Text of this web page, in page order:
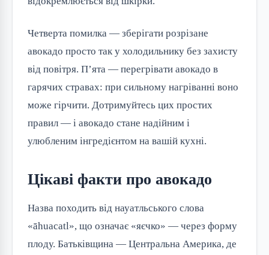
Четверта помилка — зберігати розрізане
авокадо просто так у холодильнику без захисту
від повітря. П’ята — перегрівати авокадо в
гарячих стравах: при сильному нагріванні воно
може гірчити. Дотримуйтесь цих простих
правил — і авокадо стане надійним і
улюбленим інгредієнтом на вашій кухні.
Цікаві факти про авокадо
Назва походить від науатльського слова
«āhuacatl», що означає «яєчко» — через форму
плоду. Батьківщина — Центральна Америка, де